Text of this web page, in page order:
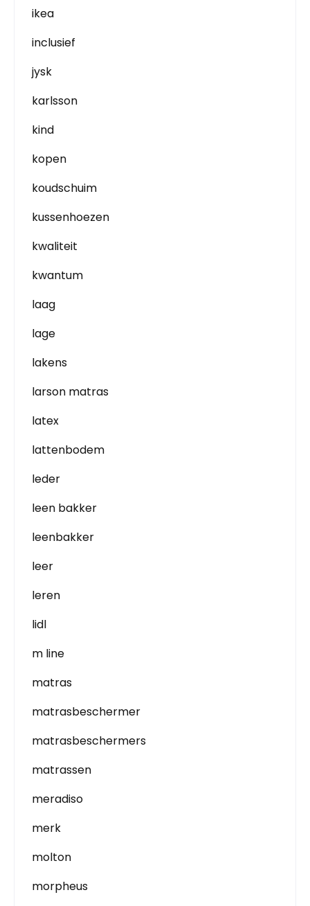
ikea
inclusief
jysk
karlsson
kind
kopen
koudschuim
kussenhoezen
kwaliteit
kwantum
laag
lage
lakens
larson matras
latex
lattenbodem
leder
leen bakker
leenbakker
leer
leren
lidl
m line
matras
matrasbeschermer
matrasbeschermers
matrassen
meradiso
merk
molton
morpheus